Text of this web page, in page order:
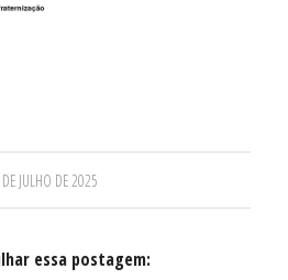
JULHO DE 2025
essa postagem: